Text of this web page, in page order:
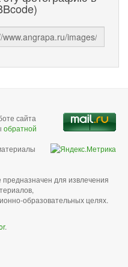
сайта
обратной
для извлечения
образовательных целях.
.